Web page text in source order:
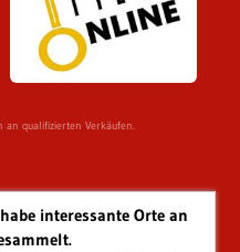
an qualifizierten Verkäufen.
interessante Orte an